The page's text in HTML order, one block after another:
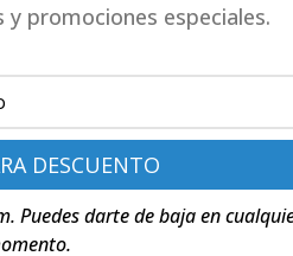
utilizar el botón de gestionar el
o manual. También puedes
y promociones especiales.
Puedes darte de baja en